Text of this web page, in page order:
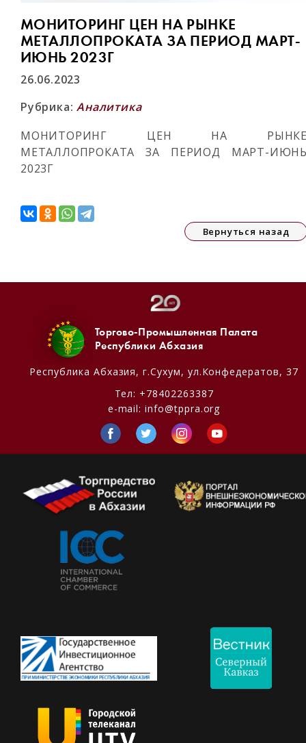
МОНИТОРИНГ ЦЕН НА РЫНКЕ
МЕТАЛЛОПРОКАТА ЗА ПЕРИОД МАРТ-
ИЮНЬ 2023Г
26.06.2023
Рубрика:Аналитика
МОНИТОРИНГ ЦЕН НА
МЕТАЛЛОПРОКАТА ЗА ПЕРИОД МАРТ-
2023Г
Вернуться назад
Торгово-Промышленная Палата
Республики Абхазия
Республика Абхазия, г.Сухум, ул.Конфедератов, 37
Тел: +78402263387
e-mail:info@tppra.org